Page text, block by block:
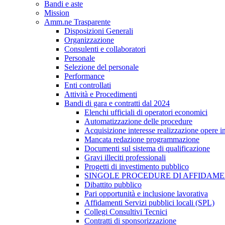
Bandi e aste
Mission
Amm.ne Trasparente
Disposizioni Generali
Organizzazione
Consulenti e collaboratori
Personale
Selezione del personale
Performance
Enti controllati
Attività e Procedimenti
Bandi di gara e contratti dal 2024
Elenchi ufficiali di operatori economici
Automatizzazione delle procedure
Acquisizione interesse realizzazione opere
Mancata redazione programmazione
Documenti sul sistema di qualificazione
Gravi illeciti professionali
Progetti di investimento pubblico
SINGOLE PROCEDURE DI
Dibattito pubblico
Pari opportunità e inclusione lavorativa
Affidamenti Servizi pubblici locali (SPL)
Collegi Consultivi Tecnici
Contratti di sponsorizzazione